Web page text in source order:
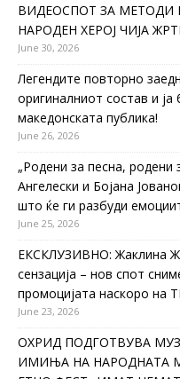
ВИДЕОСПОТ ЗА МЕТОДИ
НАРОДЕН ХЕРОЈ ЧИЈА
June 30, 2026
Легендите повторно
оригиналниот состав и ја
македонската публика!
June 26, 2026
„Родени за песна,
Ангелески и Бојана
што ќе ги разбуди
June 25, 2026
ЕКСКЛУЗИВНО: Жаклина
сензација – нов спот
промоцијата наскоро на
June 23, 2026
ОХРИД ПОДГОТВУВА
ИМИЊА НА НАРОДНАТА